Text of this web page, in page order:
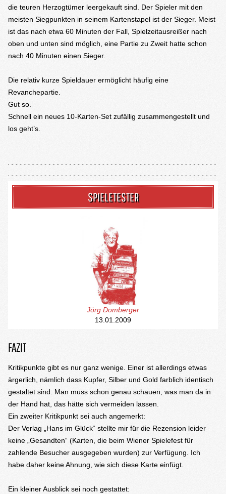
die teuren Herzogtümer leergekauft sind. Der Spieler mit den
meisten Siegpunkten in seinem Kartenstapel ist der Sieger. Meist
ist das nach etwa 60 Minuten der Fall, Spielzeitausreißer nach
oben und unten sind möglich, eine Partie zu Zweit hatte schon
nach 40 Minuten einen Sieger.
Die relativ kurze Spieldauer ermöglicht häufig eine
Revanchepartie.
Gut so.
Schnell ein neues 10-Karten-Set zufällig zusammengestellt und
los geht’s.
SPIELETESTER
Jörg Domberger
13.01.2009
FAZIT
Kritikpunkte gibt es nur ganz wenige. Einer ist allerdings etwas
ärgerlich, nämlich dass Kupfer, Silber und Gold farblich identisch
gestaltet sind. Man muss schon genau schauen, was man da in
der Hand hat, das hätte sich vermeiden lassen.
Ein zweiter Kritikpunkt sei auch angemerkt:
Der Verlag „Hans im Glück“ stellte mir für die Rezension leider
keine „Gesandten“ (Karten, die beim Wiener Spielefest für
zahlende Besucher ausgegeben wurden) zur Verfügung. Ich
habe daher keine Ahnung, wie sich diese Karte einfügt.
Ein kleiner Ausblick sei noch gestattet: